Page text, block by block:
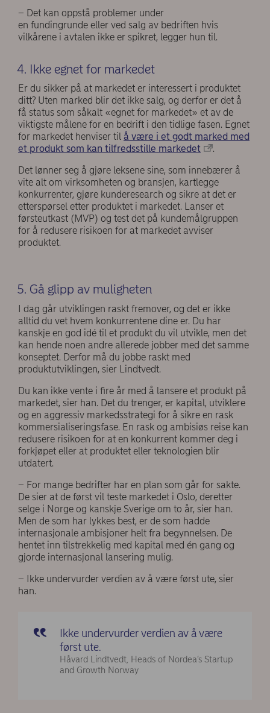
– Det kan oppstå problemer under
en fundingrunde eller ved salg av bedriften hvis
vilkårene i avtalen ikke er spikret, legger hun til.
4. Ikke egnet for markedet
Er du sikker på at markedet er interessert i produktet
ditt? Uten marked blir det ikke salg, og derfor er det å
få status som såkalt «egnet for markedet» et av de
viktigste målene for en bedrift i den tidlige fasen. Egnet
for markedet henviser til å være i et godt marked med
et produkt som kan tilfredsstille markedet
.
Det lønner seg å gjøre leksene sine, som innebærer å
vite alt om virksomheten og bransjen, kartlegge
konkurrenter, gjøre kunderesearch og sikre at det er
etterspørsel etter produktet i markedet. Lanser et
førsteutkast (MVP) og test det på kundemålgruppen
for å redusere risikoen for at markedet avviser
produktet.
5. Gå glipp av muligheten
I dag går utviklingen raskt fremover, og det er ikke
alltid du vet hvem konkurrentene dine er. Du har
kanskje en god idé til et produkt du vil utvikle, men det
kan hende noen andre allerede jobber med det samme
konseptet. Derfor må du jobbe raskt med
produktutviklingen, sier Lindtvedt.
Du kan ikke vente i fire år med å lansere et produkt på
markedet, sier han. Det du trenger, er kapital, utviklere
og en aggressiv markedsstrategi for å sikre en rask
kommersialiseringsfase. En rask og ambisiøs reise kan
redusere risikoen for at en konkurrent kommer deg i
forkjøpet eller at produktet eller teknologien blir
utdatert.
– For mange bedrifter har en plan som går for sakte.
De sier at de først vil teste markedet i Oslo, deretter
selge i Norge og kanskje Sverige om to år, sier han.
Men de som har lykkes best, er de som hadde
internasjonale ambisjoner helt fra begynnelsen. De
hentet inn tilstrekkelig med kapital med én gang og
gjorde internasjonal lansering mulig.
– Ikke undervurder verdien av å være først ute, sier
han.
Ikke undervurder verdien av å være
først ute.
Håvard Lindtvedt, Heads of Nordea’s Startup
and Growth Norway